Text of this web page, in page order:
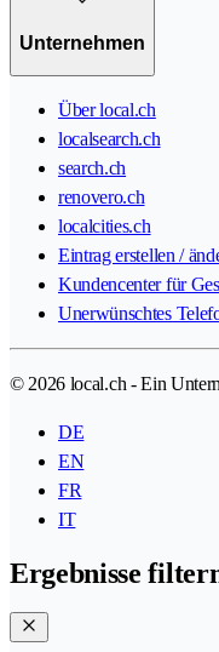
Unternehmen
Über local.ch
localsearch.ch
search.ch
renovero.ch
localcities.ch
Eintrag erstellen /
Kundencenter für
Unerwünschtes
© 2026 local.ch - Ein
DE
EN
FR
IT
Ergebnisse